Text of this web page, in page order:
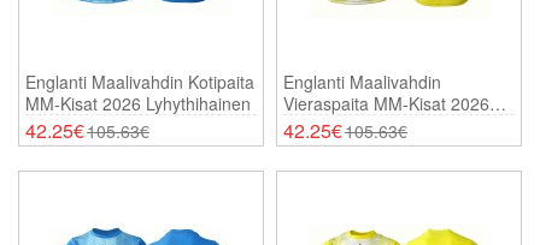
Englanti Maalivahdin Kotipaita
MM-Kisat 2026 Lyhythihainen
42.25€105.63€
Englanti Maalivahdin
Vieraspaita MM-Kisat 2026
Lyhythihainen
42.25€105.63€